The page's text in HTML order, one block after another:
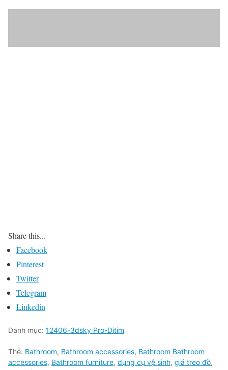
Share this...
Facebook
Pinterest
Twitter
Telegram
Linkedin
Danh mục: 12406-3dsky Pro-Ditim
Thẻ: Bathroom, Bathroom accessories, Bathroom Bathroom
accessories, Bathroom furniture, dụng cụ vệ sinh, giá treo đồ,